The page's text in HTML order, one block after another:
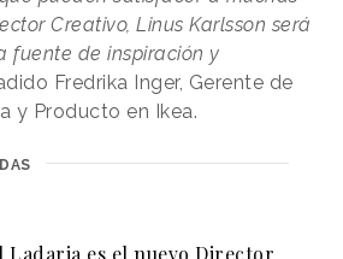
Creativo, Linus Karlsson será
fuente de inspiración y
Fredrika Inger, Gerente de
y Producto en Ikea.
Ladaria es el nuevo Director